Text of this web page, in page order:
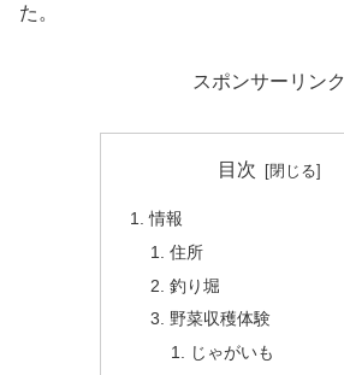
た。
スポンサーリンク
目次
情報
住所
釣り堀
野菜収穫体験
じゃがいも